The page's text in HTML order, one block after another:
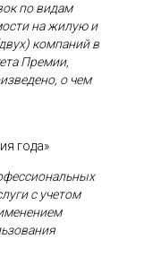
по видам
на жилую и
компаний в
Премии,
о чем
года»
с учетом